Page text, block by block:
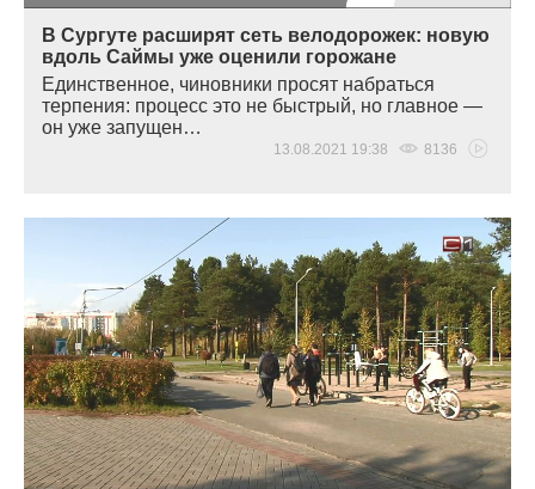
В Сургуте расширят сеть велодорожек: новую
вдоль Саймы уже оценили горожане
Единственное, чиновники просят набраться
терпения: процесс это не быстрый, но главное —
он уже запущен…
13.08.2021 19:38 8136